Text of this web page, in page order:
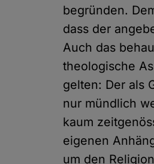
begründen.
dass der
Auch das
theologische
gelten: Der als
nur mündlich
kaum
eigenen
um den